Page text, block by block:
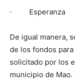
· Esperanza
De igual manera,
de los fondos
solicitado por los
municipio de Mao.